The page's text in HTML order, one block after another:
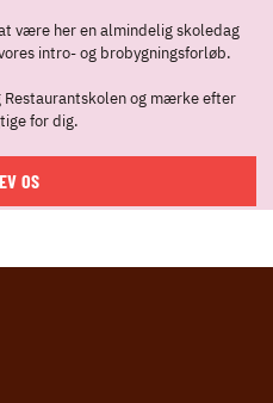
være her en almindelig skoledag
intro- og brobygningsforløb.
Restaurantskolen og mærke efter
for dig.
OS